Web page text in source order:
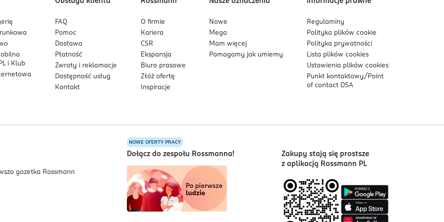
i Klub
FAQ
Pomoc
Dostawa
Płatność
Zwroty i reklamacje
Dostępność usług
Kontakt
O firmie
Kariera
CSR
Ekspansja
Biuro prasowe
Złóż ofertę
Inspiracje
Nowe
Mega
Mam więcej
Pomagamy jak umiemy
Regulaminy
Polityka plikówcookie
Polityka prywatności
Lista plikówcookies
Ustawienia plikówcookies
Punkt kontaktowy/ Point
of contact DSA
NOWE OFERTY PRACY
Dołącz do zespołu Rossmanna!
Zakupy stają się prostsze
z aplikacją Rossmann PL